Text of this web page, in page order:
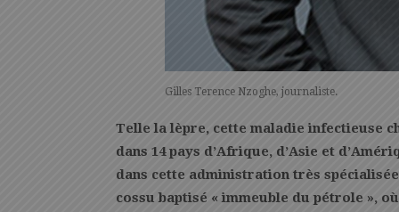
Gilles Terence Nzoghe, journaliste.
Telle la lèpre, cette maladie infectieuse
dans 14 pays d’Afrique, d’Asie et
dans cette administration très
cossu baptisé « immeuble du pétrole »,